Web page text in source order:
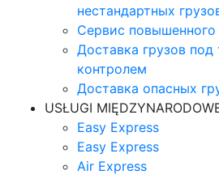
нестандартных
Сервис повышенного
Доставка грузов
контролем
Доставка опасных
USŁUGI
Easy Express
Easy Express
Air Express